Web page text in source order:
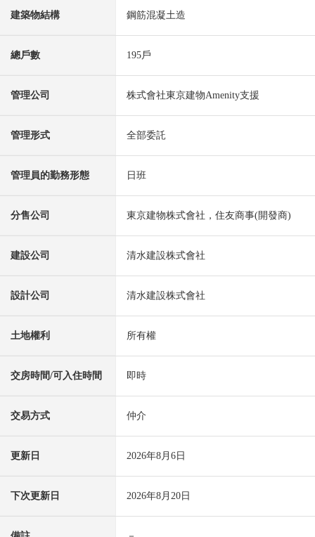
建築物結構 鋼筋混凝土造
總戶數 195戶
管理公司 株式會社東京建物Amenity支援
管理形式 全部委託
管理員的勤務形態 日班
分售公司 東京建物株式會社，住友商事(開發商)
建設公司 清水建設株式會社
設計公司 清水建設株式會社
土地權利 所有權
交房時間/可入住時間 即時
交易方式 仲介
更新日 2026年8月6日
下次更新日 2026年8月20日